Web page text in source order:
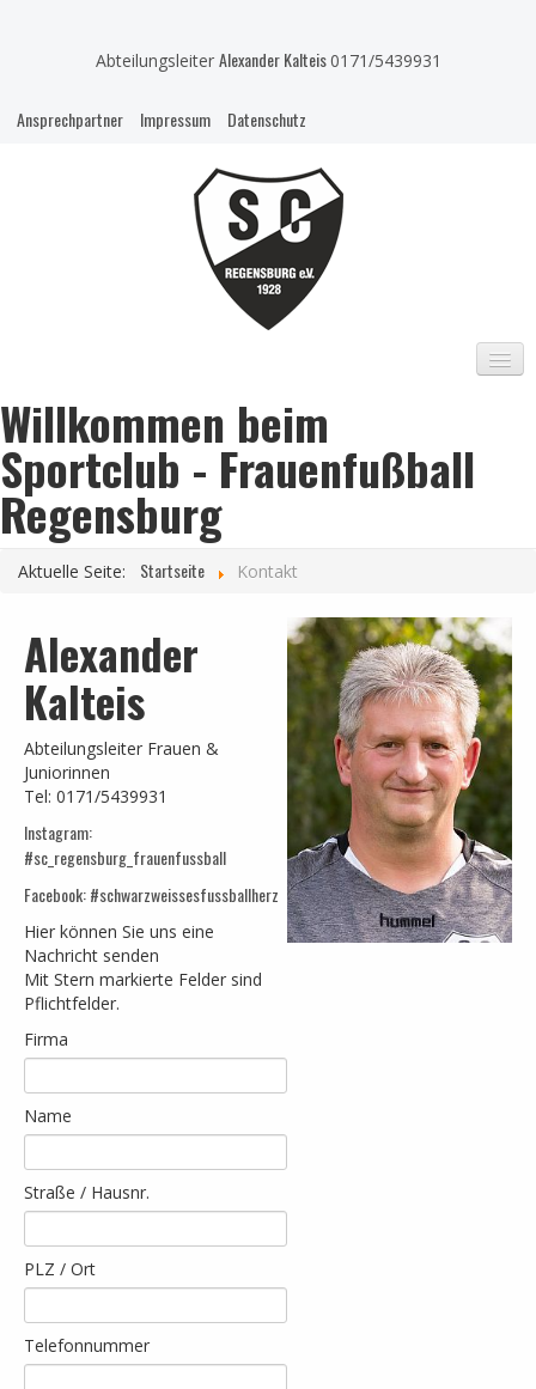
Abteilungsleiter Alexander Kalteis0171/5439931
Ansprechpartner Impressum Datenschutz
HOME
KONTAKT
MANNSCHAFTEN
Frauen 3
U15-Juniorinnen
U13- Juniorinnen
ERFOLGE
GIRLSCUP
ALFONS AUER
INFO/BEITRAG
Willkommen beim
Sportclub - Frauenfußball
Regensburg
Aktuelle Seite: Startseite Kontakt
Alexander
Kalteis
Abteilungsleiter Frauen &
Juniorinnen
Tel: 0171/5439931
Instagram:
#sc_regensburg_frauenfussball
Facebook: #schwarzweissesfussballherz
Hier können Sie uns eine
Nachricht senden
Mit Stern markierte Felder sind
Pflichtfelder.
Firma
Name
Straße / Hausnr.
PLZ / Ort
Telefonnummer